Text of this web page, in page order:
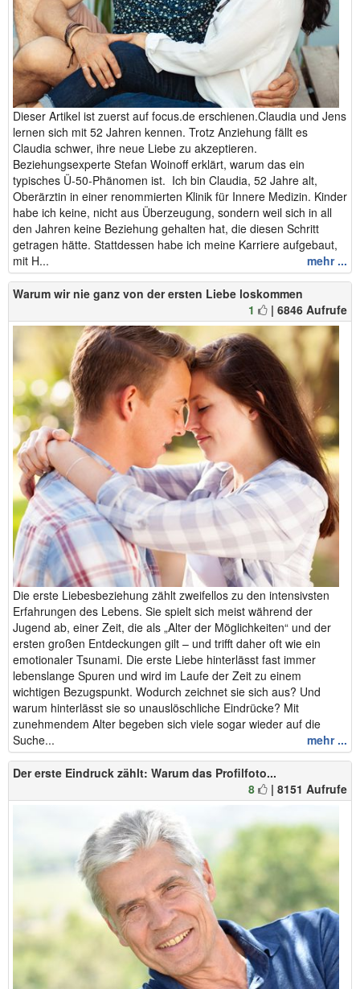
Dieser Artikel ist zuerst auf focus.de erschienen.Claudia und Jens
lernen sich mit 52 Jahren kennen. Trotz Anziehung fällt es
Claudia schwer, ihre neue Liebe zu akzeptieren.
Beziehungsexperte Stefan Woinoff erklärt, warum das ein
typisches Ü-50-Phänomen ist. Ich bin Claudia, 52 Jahre alt,
Oberärztin in einer renommierten Klinik für Innere Medizin. Kinder
habe ich keine, nicht aus Überzeugung, sondern weil sich in all
den Jahren keine Beziehung gehalten hat, die diesen Schritt
getragen hätte. Stattdessen habe ich meine Karriere aufgebaut,
mit H...
mehr ...
Warum wir nie ganz von der ersten Liebe loskommen
1
| 6846 Aufrufe
Die erste Liebesbeziehung zählt zweifellos zu den intensivsten
Erfahrungen des Lebens. Sie spielt sich meist während der
Jugend ab, einer Zeit, die als „Alter der Möglichkeiten“ und der
ersten großen Entdeckungen gilt – und trifft daher oft wie ein
emotionaler Tsunami. Die erste Liebe hinterlässt fast immer
lebenslange Spuren und wird im Laufe der Zeit zu einem
wichtigen Bezugspunkt. Wodurch zeichnet sie sich aus? Und
warum hinterlässt sie so unauslöschliche Eindrücke? Mit
zunehmendem Alter begeben sich viele sogar wieder auf die
Suche...
mehr ...
Der erste Eindruck zählt: Warum das Profilfoto...
8
| 8151 Aufrufe